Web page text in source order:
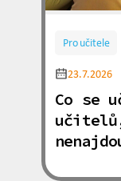
Pro učitele
23.7.2026
Co se